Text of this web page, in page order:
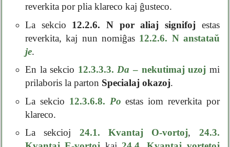
reverkita por plia klareco kaj ĝusteco.
La sekcio 12.2.6. N por aliaj signifoj estas
reverkita, kaj nun nomiĝas 12.2.6. N anstataŭ
je.
En la sekcio 12.3.3.3.Da – nekutimaj uzoj mi
prilaboris la parton Specialaj okazoj.
La sekcio 12.3.6.8. Po estas iom reverkita por
klareco.
La sekcioj 24.1. Kvantaj O-vortoj, 24.3.